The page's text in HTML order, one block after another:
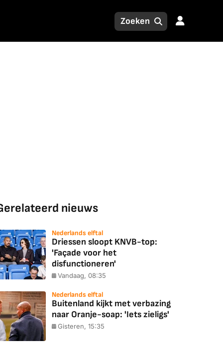
nieuws
Nederlands elftal
Driessen sloopt KNVB-top:
'Façade voor het
disfunctioneren'
Vandaag, 08:35
Nederlands elftal
Buitenland kijkt met verbazing
naar Oranje-soap: 'Iets zieligs'
Gisteren, 15:35